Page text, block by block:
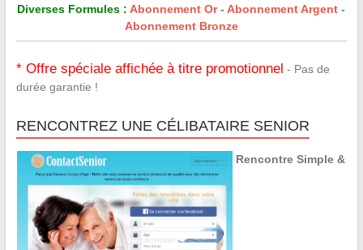
Diverses Formules : Abonnement Or-Abonnement Argent -
Abonnement Bronze
* Offre spéciale affichée à titre promotionnel - Pas de
durée garantie !
RENCONTREZ UNE CÉLIBATAIRE SENIOR
Rencontre Simple &